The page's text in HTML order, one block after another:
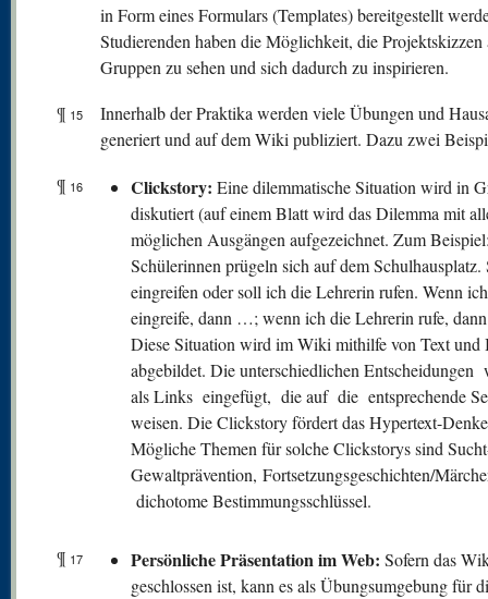
in Form eines Formulars (Templates) bereitgestellt
Studierenden haben die Möglichkeit, die Projektskizzen
Gruppen zu sehen und sich dadurch zu inspirieren.
¶ 15
Innerhalb der Praktika werden viele Übungen und
generiert und auf dem Wiki publiziert. Dazu zwei
¶ 16 Clickstory: Eine dilemmatische Situation wird in
diskutiert (auf einem Blatt wird das Dilemma mit
möglichen Ausgängen aufgezeichnet. Zum
Schülerinnen prügeln sich auf dem
eingreifen oder soll ich die Lehrerin rufen. Wenn ich
eingreife, dann …; wenn ich die Lehrerin rufe,
Diese Situation wird im Wiki mithilfe von Text und
abgebildet. Die unterschiedlichen
als Links eingefügt, die auf die entsprechende
weisen. Die Clickstory fördert das Hypertext-
Mögliche Themen für solche Clickstorys sind
Gewaltprävention, Fortsetzungsgeschichten/
dichotome Bestimmungsschlüssel.
¶ 17 Persönliche Präsentation im Web: Sofern das
geschlossen ist, kann es als Übungsumgebung für